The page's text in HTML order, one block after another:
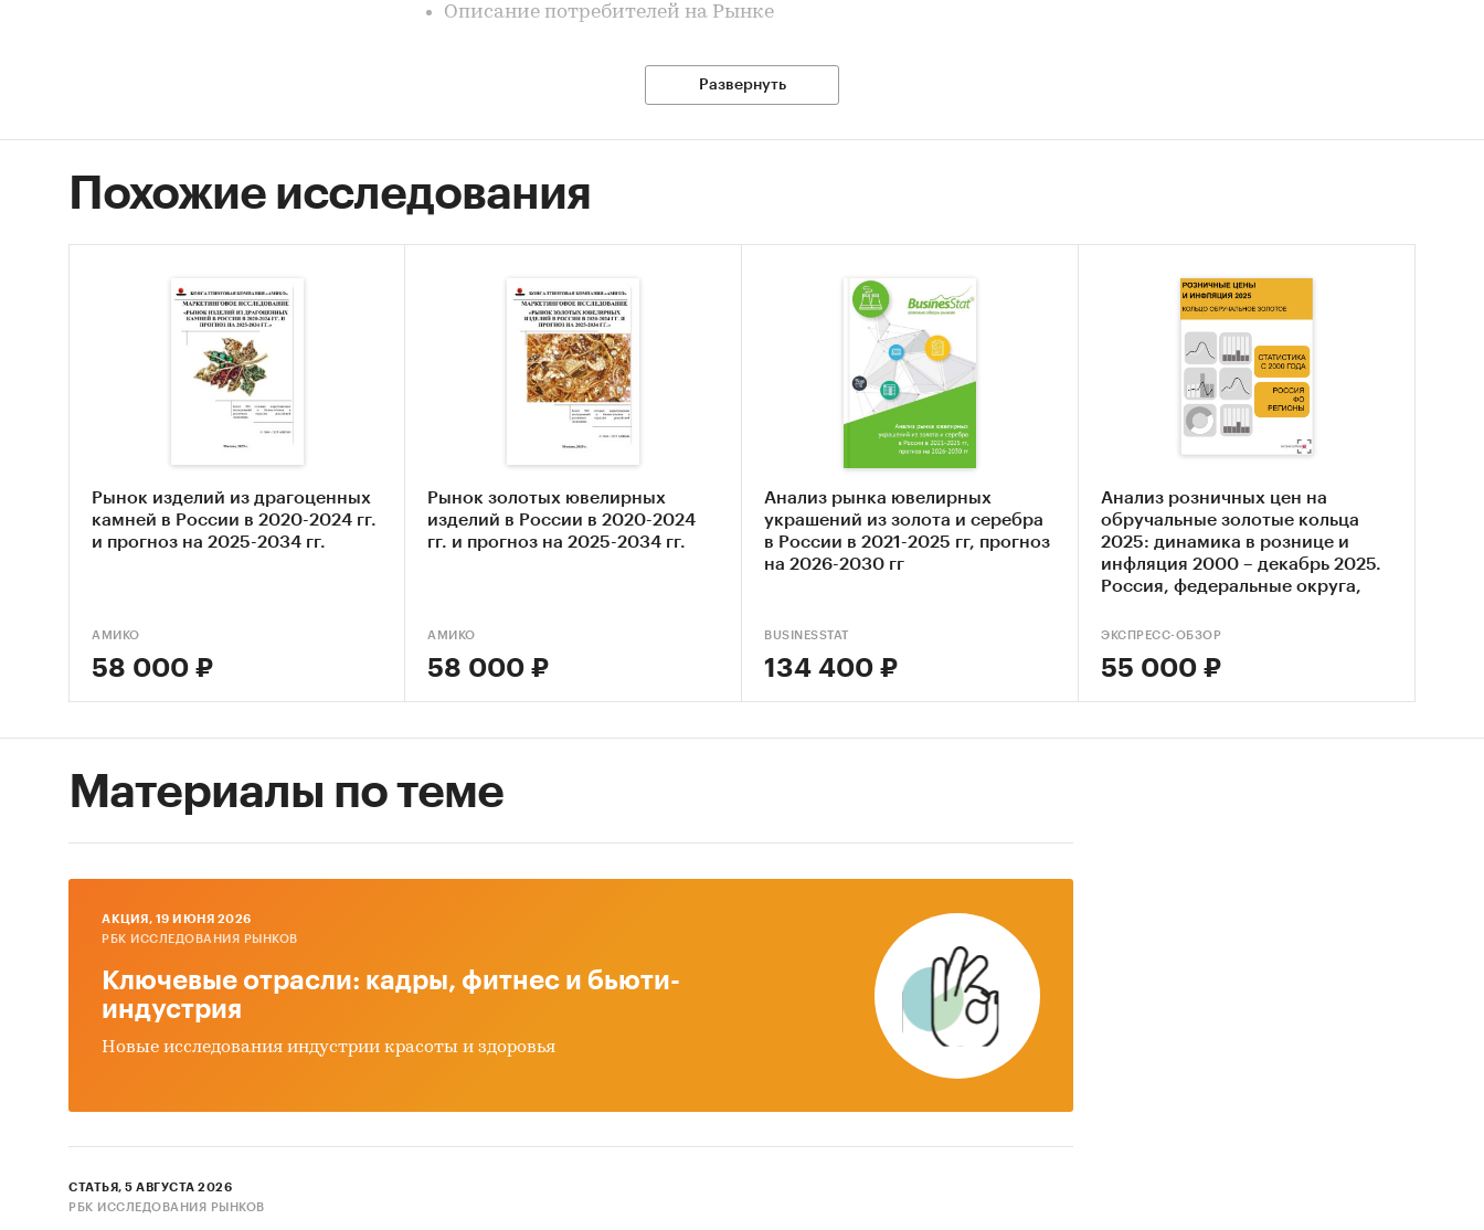
Описание потребителей на Рынке
Выдержки из исследования:
составила …. человек, из которых ….% заняты в производстве.
серебряных изделий. Объем рынка в денежном выражении
составил … млрд. рублей.
Емкость рынка ювелирных изделий составила порядка …. млн.
изделий, что позволяет говорить о том, что рынок насыщен на …
%. Ежегодные темпы роста рынка составляют порядка …%, что
говорит о том, что рынок будет полностью насыщен не более чем
На рынке ожидается замедление темпов роста до ..% в год,
централизация розничных продаж, ротация среди федеральных
Категории: Потребительские товары
Ювелирные изделия и часы
Развернуть
Похожие исследования
Рынок изделий из драгоценных
камней в России в 2020-2024 гг.
и прогноз на 2025-2034 гг.
АМИКО
58 000 ₽
Рынок золотых ювелирных
изделий в России в 2020-2024
гг. и прогноз на 2025-2034 гг.
АМИКО
58 000 ₽
Анализ рынка ювелирных
украшений из золота и серебра
в России в 2021-2025 гг, прогноз
на 2026-2030 гг
BUSINESSTAT
134 400 ₽
Анализ розничных цен на
обручальные золотые кольца
2025: динамика в рознице и
инфляция 2000 – декабрь 2025.
Россия, федеральные округа,
ЭКСПРЕСС-ОБЗОР
55 000 ₽
Материалы по теме
AКЦИЯ, 19 ИЮНЯ 2026
РБК ИССЛЕДОВАНИЯ РЫНКОВ
Ключевые отрасли: кадры, фитнес и бьюти-
индустрия
Новые исследования индустрии красоты и здоровья
СТАТЬЯ, 5 АВГУСТА 2026
РБК ИССЛЕДОВАНИЯ РЫНКОВ